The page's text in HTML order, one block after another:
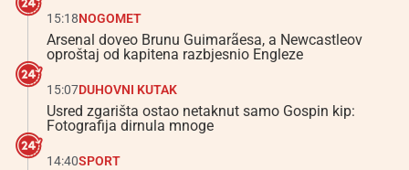
15:18NOGOMET
Arsenal doveo Brunu Guimarãesa, a Newcastleov
oproštaj od kapitena razbjesnio Engleze
15:07DUHOVNI KUTAK
Usred zgarišta ostao netaknut samo Gospin kip:
Fotografija dirnula mnoge
14:40SPORT